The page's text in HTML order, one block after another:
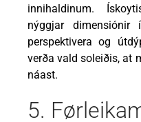
innihaldinum.
nýggjar dimensiónir
perspektivera og
verða vald soleiðis, at
náast.
5.